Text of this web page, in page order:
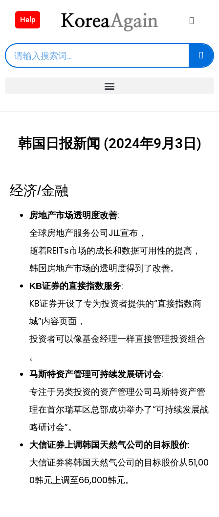
Help
韩国日报新闻 (2024年9月3日)
经济/金融
房地产市场透明度改善:
全球房地产服务公司JLL宣布，
随着REITs市场的成长和数据可用性的提高，
韩国房地产市场的透明度得到了改善。
KB证券的直接指数服务:
KB证券开设了专为投资者提供的“直接指数商
城”内容页面，
投资者可以像基金经理一样直接管理投资组合
。
马斯特资产管理可持续发展研讨会:
专注于另类投资的资产管理公司马斯特资产管
理在首尔瑞草区总部成功举办了“可持续发展战
略研讨会”。
大信证券上调韩国天然气公司的目标股价:
大信证券将韩国天然气公司的目标股价从51,00
0韩元上调至66,000韩元。